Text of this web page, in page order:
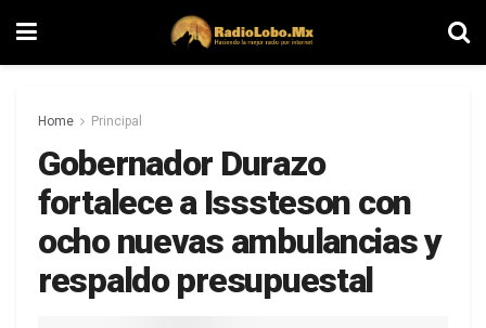
Home Principal
Gobernador Durazo
fortalece a Isssteson con
ocho nuevas ambulancias y
respaldo presupuestal